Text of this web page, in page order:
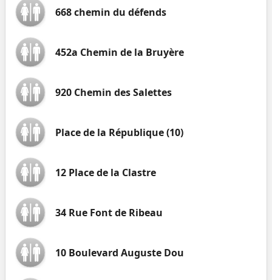
668 chemin du défends
452a Chemin de la Bruyère
920 Chemin des Salettes
Place de la République (10)
12 Place de la Clastre
34 Rue Font de Ribeau
10 Boulevard Auguste Dou